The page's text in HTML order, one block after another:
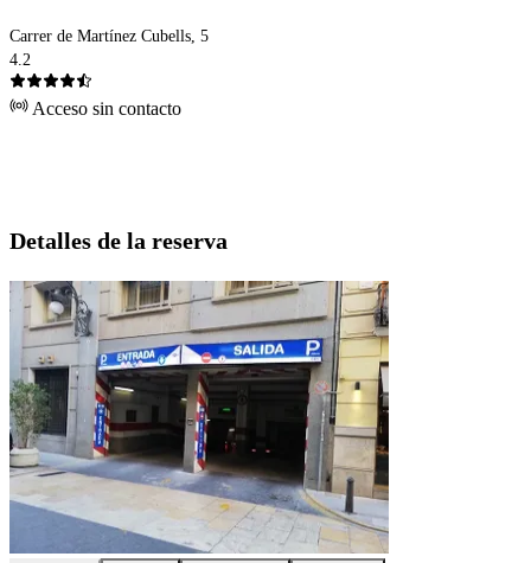
Carrer de Martínez Cubells, 5
4.2
Acceso sin contacto
Detalles de la reserva